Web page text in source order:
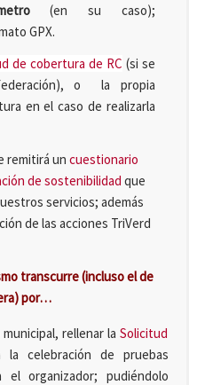
(en su caso);
GPX.
de cobertura de RC (si se
o la propia
en el caso de realizarla
remitirá uncuestionario
de sostenibilidad que
servicios; además
de las acciones TriVerd
transcurre (incluso el de
por…
rellenar la Solicitud
la celebración de pruebas
el organizador; pudiéndolo